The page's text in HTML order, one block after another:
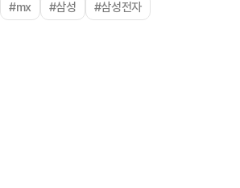
#mx #삼성 #삼성전자